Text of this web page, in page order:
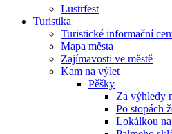
Lustrfest
Turistika
Turistické informační
Mapa města
Zajímavosti ve městě
Kam na výlet
Pěšky
Za výhledy
Po stopách
Lokálkou